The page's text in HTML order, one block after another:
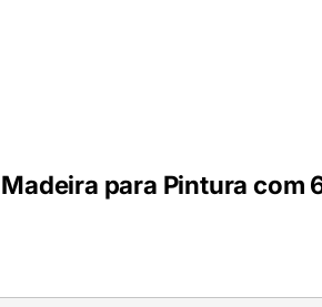
para Pintura com